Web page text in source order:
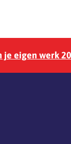
je eigen werk